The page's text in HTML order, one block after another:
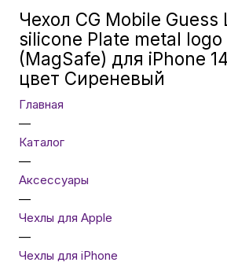
Умные
Фитнес-
Чехол CG Mobile Guess
silicone Plate metal logo
(MagSafe) для iPhone
цвет Сиреневый
Главная
—
Каталог
—
Аксессуары
—
Чехлы для Apple
—
Чехлы для iPhone